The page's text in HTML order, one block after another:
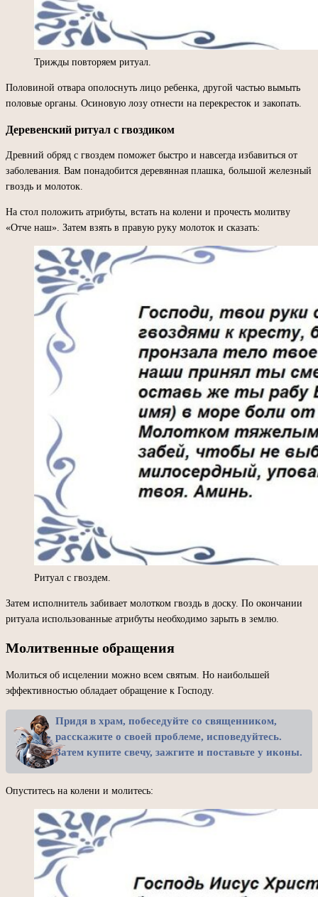
Трижды повторяем ритуал.
Половиной отвара ополоснуть лицо ребенка, другой частью вымыть
половые органы. Осиновую лозу отнести на перекресток и закопать.
Деревенский ритуал с гвоздиком
Древний обряд с гвоздем поможет быстро и навсегда избавиться от
заболевания. Вам понадобится деревянная плашка, большой железный
гвоздь и молоток.
На стол положить атрибуты, встать на колени и прочесть молитву
«Отче наш». Затем взять в правую руку молоток и сказать:
Ритуал с гвоздем.
Затем исполнитель забивает молотком гвоздь в доску. По окончании
ритуала использованные атрибуты необходимо зарыть в землю.
Молитвенные обращения
Молиться об исцелении можно всем святым. Но наибольшей
эффективностью обладает обращение к Господу.
Придя в храм, побеседуйте со священником,
расскажите о своей проблеме, исповедуйтесь.
Затем купите свечу, зажгите и поставьте у иконы.
Опуститесь на колени и молитесь: